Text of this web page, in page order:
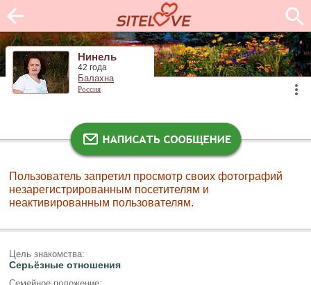
Нинель
42 года
Балахна
Россия
Пользователь запретил просмотр своих фотографий
незарегистрированным посетителям и
неактивированным пользователям.
Цель знакомства:
Серьёзные отношения